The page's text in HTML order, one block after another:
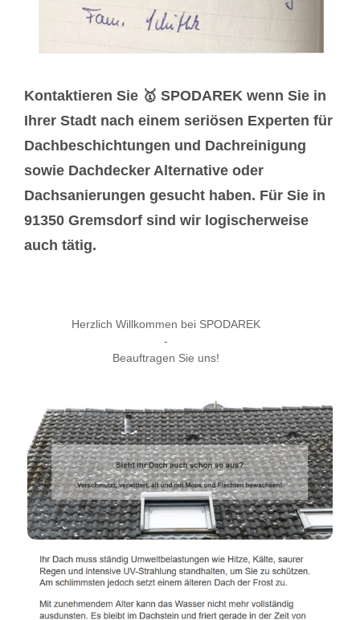
Kontaktieren Sie 🥇 SPODAREK wenn Sie in
Ihrer Stadt nach einem seriösen Experten für
Dachbeschichtungen und Dachreinigung
sowie Dachdecker Alternative oder
Dachsanierungen gesucht haben. Für Sie in
91350 Gremsdorf sind wir logischerweise
auch tätig.
Herzlich Willkommen bei SPODAREK
-
Beauftragen Sie uns!